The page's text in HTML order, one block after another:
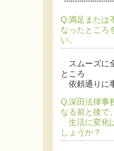
Q.満足または
なったところ
い。
スムーズに
ところ
依頼通りに
Q.深田法律事
なる前と後で、
生活に変化
しょうか？